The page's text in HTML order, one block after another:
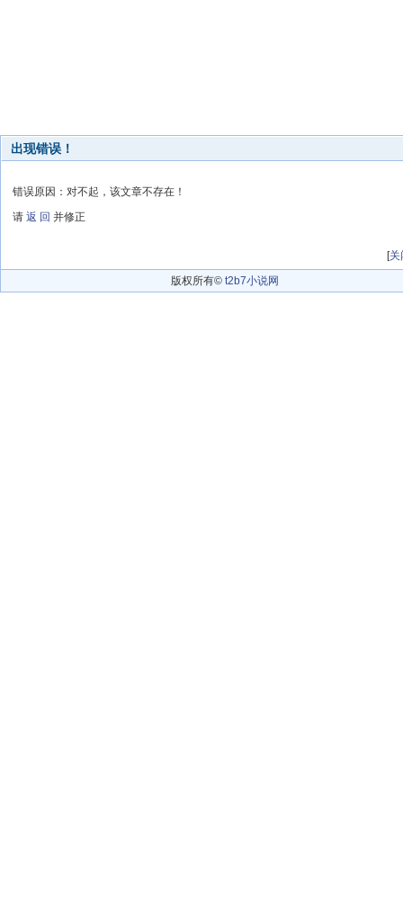
出现错误！
错误原因：对不起，该文章不存在！
请 返 回 并修正
[关
版权所有© t2b7小说网